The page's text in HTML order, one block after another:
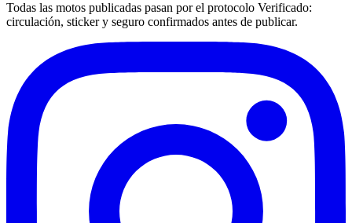
Todas las motos publicadas pasan por el protocolo Verificado:
circulación, sticker y seguro confirmados antes de publicar.